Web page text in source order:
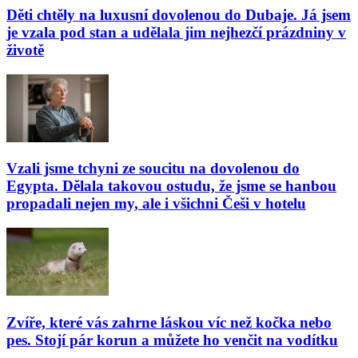
Děti chtěly na luxusní dovolenou do Dubaje. Já jsem
je vzala pod stan a udělala jim nejhezčí prázdniny v
životě
Vzali jsme tchyni ze soucitu na dovolenou do
Egypta. Dělala takovou ostudu, že jsme se hanbou
propadali nejen my, ale i všichni Češi v hotelu
Zvíře, které vás zahrne láskou víc než kočka nebo
pes. Stojí pár korun a můžete ho venčit na vodítku